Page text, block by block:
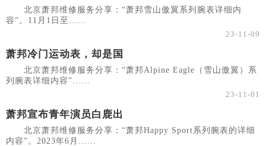
北京萧邦维修服务分享：“萧邦雪山傲翼系列腕表详细内
容”。11月1日至......
23-11-09
萧邦冷门运动表，却是国
北京萧邦维修服务分享：“萧邦Alpine Eagle（雪山傲翼）系
列腕表详细内容”......
23-11-01
萧邦宣布青年演员白鹿出
北京萧邦维修服务分享：“萧邦Happy Sport系列腕表的详细
内容”。2023年6月......